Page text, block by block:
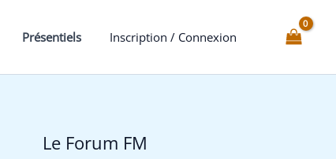
Présentiels Inscription / Connexion
Le Forum FM
Ordre
et
historiques